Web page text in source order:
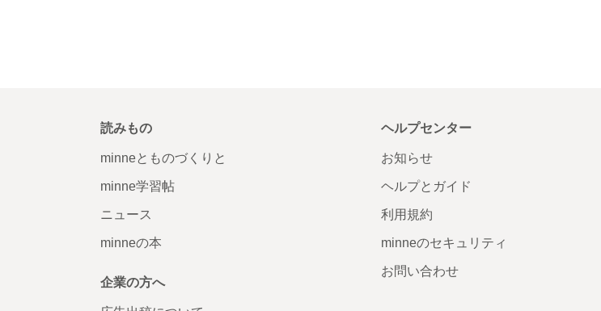
読みもの
minneとものづくりと
minne学習帖
ニュース
minneの本
企業の方へ
ヘルプセンター
お知らせ
ヘルプとガイド
利用規約
minneのセキュリティ
お問い合わせ